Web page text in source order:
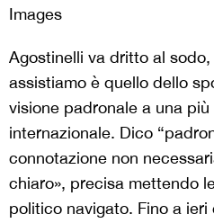
Images
Agostinelli va dritto al
assistiamo è quello dello
visione padronale a una
internazionale. Dico
connotazione non
chiaro», precisa mettendo
politico navigato. Fino a ieri